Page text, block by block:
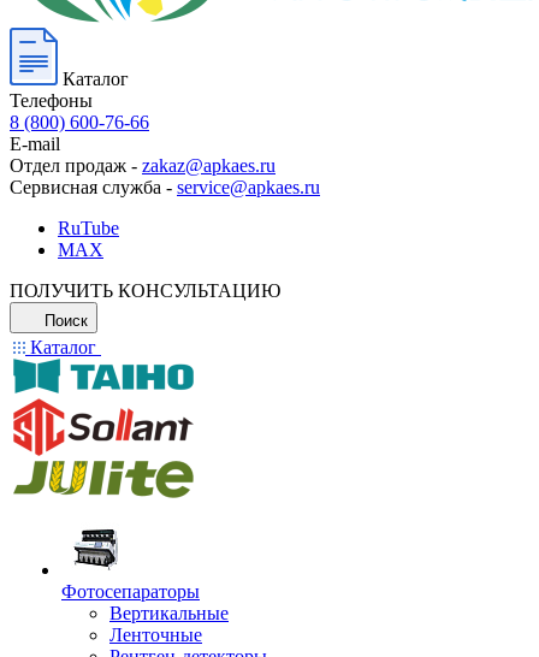
Каталог
Телефоны
8 (800) 600-76-66
E-mail
Отдел продаж - zakaz@apkaes.ru
Сервисная служба - service@apkaes.ru
RuTube
MAX
ПОЛУЧИТЬ КОНСУЛЬТАЦИЮ
Поиск
Каталог
Фотосепараторы
Вертикальные
Ленточные